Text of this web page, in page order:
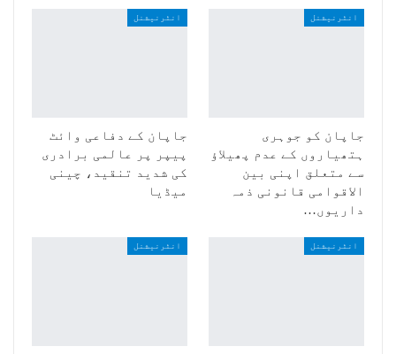
انٹرنیشنل
جاپان کو جوہری
ہتھیاروں کے عدم پھیلاؤ
سے متعلق اپنی بین
الاقوامی قانونی ذمہ
داریوں…
انٹرنیشنل
جاپان کے دفاعی وائٹ
پیپر پر عالمی برادری
کی شدید تنقید، چینی
میڈیا
انٹرنیشنل انٹرنیشنل